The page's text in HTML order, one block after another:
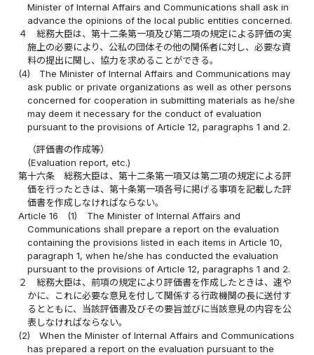
Minister of Internal Affairs and Communications shall ask in
advance the opinions of the local public entities concerned.
４
総務大臣は、第十二条第一項及び第二項の規定による評価の実
施上の必要により、公私の団体その他の関係者に対し、必要な資
料の提出に関し、協力を求めることができる。
(4)
The Minister of Internal Affairs and Communications may
ask public or private organizations as well as other persons
concerned for cooperation in submitting materials as he/she
may deem it necessary for the conduct of evaluation
pursuant to the provisions of Article 12, paragraphs 1 and 2.
（評価書の作成等）
(Evaluation report, etc.)
第十六条
総務大臣は、第十二条第一項又は第二項の規定による評
価を行ったときは、第十条第一項各号に掲げる事項を記載した評
価書を作成しなければならない。
Article 16
(1)
The Minister of Internal Affairs and
Communications shall prepare a report on the evaluation
containing the provisions listed in each items in Article 10,
paragraph 1, when he/she has conducted the evaluation
pursuant to the provisions of Article 12, paragraphs 1 and 2.
２
総務大臣は、前項の規定により評価書を作成したときは、速や
かに、これに必要な意見を付して関係する行政機関の長に送付す
るとともに、当該評価書及びその要旨並びに当該意見の内容を公
表しなければならない。
(2)
When the Minister of Internal Affairs and Communications
has prepared a report on the evaluation pursuant to the